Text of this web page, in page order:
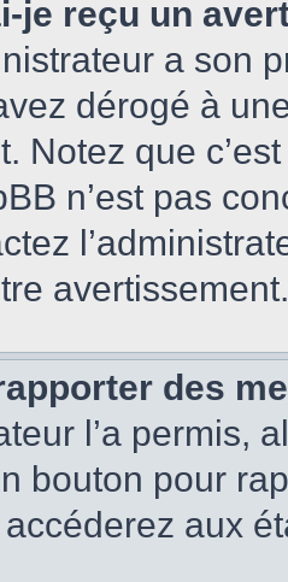
je reçu un
a son
dérogé à
Notez que
n’est pas
avertissement.
des
l’a permis,
bouton pour
aux